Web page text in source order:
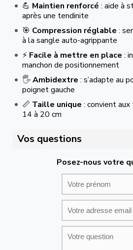
💪 Maintien renforcé : aide à
après une tendinite
🎯 Compression réglable :
à la sangle auto-agrippante
⚡ Facile à mettre en place :
manchon de positionnement
🖐️Ambidextre : s’adapte au
poignet gauche
📏 Taille unique : convient
14 à 20 cm
Vos questions
Posez-nous votre